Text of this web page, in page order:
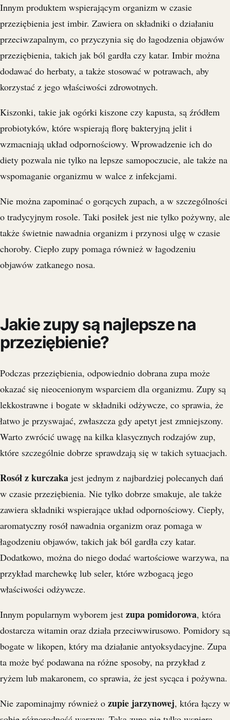
Innym produktem wspierającym organizm w czasie
przeziębienia jest imbir. Zawiera on składniki o działaniu
przeciwzapalnym, co przyczynia się do łagodzenia objawów
przeziębienia, takich jak ból gardła czy katar. Imbir można
dodawać do herbaty, a także stosować w potrawach, aby
korzystać z jego właściwości zdrowotnych.
Kiszonki, takie jak ogórki kiszone czy kapusta, są źródłem
probiotyków, które wspierają florę bakteryjną jelit i
wzmacniają układ odpornościowy. Wprowadzenie ich do
diety pozwala nie tylko na lepsze samopoczucie, ale także na
wspomaganie organizmu w walce z infekcjami.
Nie można zapominać o gorących zupach, a w szczególności
o tradycyjnym rosole. Taki posiłek jest nie tylko pożywny, ale
także świetnie nawadnia organizm i przynosi ulgę w czasie
choroby. Ciepło zupy pomaga również w łagodzeniu
objawów zatkanego nosa.
Jakie zupy są najlepsze na
przeziębienie?
Podczas przeziębienia, odpowiednio dobrana zupa może
okazać się nieocenionym wsparciem dla organizmu. Zupy są
lekkostrawne i bogate w składniki odżywcze, co sprawia, że
łatwo je przyswajać, zwłaszcza gdy apetyt jest zmniejszony.
Warto zwrócić uwagę na kilka klasycznych rodzajów zup,
które szczególnie dobrze sprawdzają się w takich sytuacjach.
Rosół z kurczaka jest jednym z najbardziej polecanych dań
w czasie przeziębienia. Nie tylko dobrze smakuje, ale także
zawiera składniki wspierające układ odpornościowy. Ciepły,
aromatyczny rosół nawadnia organizm oraz pomaga w
łagodzeniu objawów, takich jak ból gardła czy katar.
Dodatkowo, można do niego dodać wartościowe warzywa, na
przykład marchewkę lub seler, które wzbogacą jego
właściwości odżywcze.
Innym popularnym wyborem jest zupa pomidorowa, która
dostarcza witamin oraz działa przeciwwirusowo. Pomidory są
bogate w likopen, który ma działanie antyoksydacyjne. Zupa
ta może być podawana na różne sposoby, na przykład z
ryżem lub makaronem, co sprawia, że jest sycąca i pożywna.
Nie zapominajmy również o zupie jarzynowej, która łączy w